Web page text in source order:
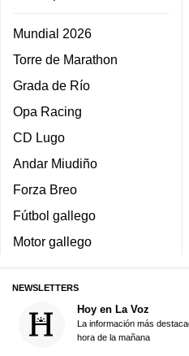
Mundial 2026
Torre de Marathon
Grada de Río
Opa Racing
CD Lugo
Andar Miudiño
Forza Breo
Fútbol gallego
Motor gallego
NEWSLETTERS
Hoy en La Voz
La información más
hora de la mañana